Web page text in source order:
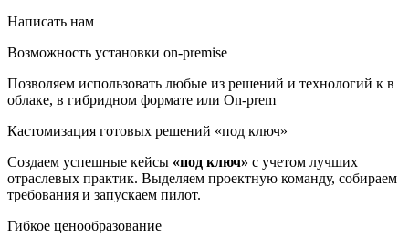
Написать нам
Возможность установки on-premise
Позволяем использовать любые из решений и технологий к в
облаке, в гибридном формате или On-prem
Кастомизация готовых решений «под ключ»
Создаем успешные кейсы «под ключ» с учетом лучших
отраслевых практик. Выделяем проектную команду, собираем
требования и запускаем пилот.
Гибкое ценообразование